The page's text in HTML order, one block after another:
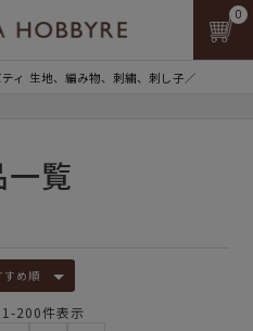
ィ 生地、編み物、刺繍、刺し子／
0
一覧
すめ順
1 -200件表示